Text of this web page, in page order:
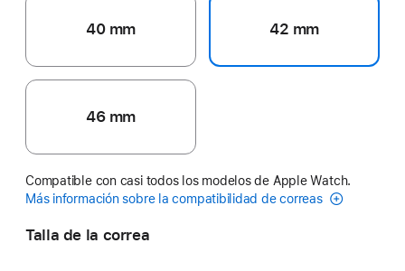
40 mm 42 mm
46 mm
Compatible con casi todos los modelos de Apple Watch.
Más información sobre la compatibilidad de correas
Talla de la correa